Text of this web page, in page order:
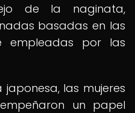
de la naginata,
basadas en las
empleadas por las
las mujeres
un papel